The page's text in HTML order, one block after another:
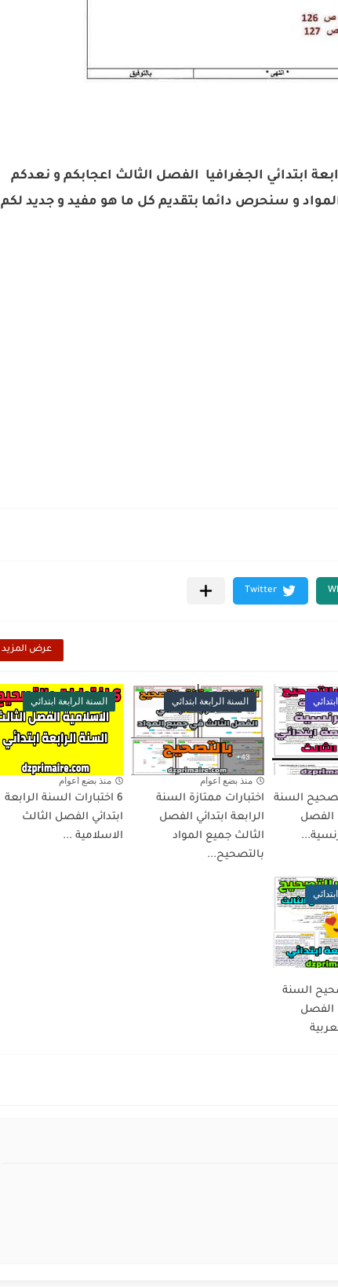
ابتدائي الجغرافيا الفصل الثالث اعجابكم و نعدكم
و سنحرص دائما بتقديم كل ما هو مفيد و جديد لكم
عرض المزيد
السنة
الفصل
السنة الرابعة ابتدائي
منذ بضع اعوام
اختبارات ممتازة السنة
الرابعة ابتدائي الفصل
الثالث جميع المواد
بالتصحيح...
السنة الرابعة ابتدائي
منذ بضع اعوام
6 اختبارات السنة الرابعة
ابتدائي الفصل الثالث
الاسلامية ...
السنة
الفصل